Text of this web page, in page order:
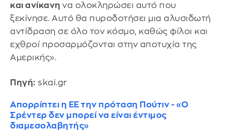
και ανίκανη να ολοκληρώσει αυτό που
ξεκίνησε. Αυτό θα πυροδοτήσει μια αλυσιδωτή
αντίδραση σε όλο τον κόσμο, καθώς φίλοι και
εχθροί προσαρμόζονται στην αποτυχία της
Αμερικής».
Πηγή: skai.gr
Απορρίπτει η ΕΕ την πρόταση Πούτιν - «Ο
Σρέντερ δεν μπορεί να είναι έντιμος
διαμεσολαβητής»